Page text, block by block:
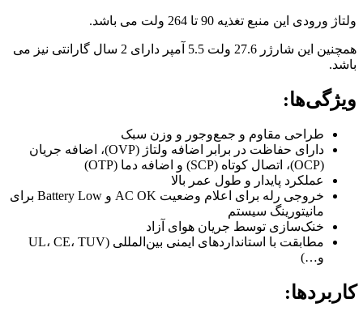
ولتاژ ورودی این منبع تغذیه 90 تا 264 ولت می باشد.
همچنین این شارژر 27.6 ولت 5.5 آمپر دارای 2 سال گارانتی نیز می
باشد.
ویژگی‌ها:
طراحی مقاوم و جمع‌وجور و وزن سبک
دارای حفاظت در برابر اضافه ولتاژ (OVP)، اضافه جریان
(OCP)، اتصال کوتاه (SCP) و اضافه دما (OTP)
عملکرد پایدار و طول عمر بالا
خروجی رله برای اعلام وضعیت AC OK و Battery Low برای
مانیتورینگ سیستم
خنک‌سازی توسط جریان هوای آزاد
مطابقت با استانداردهای ایمنی بین‌المللی (UL، CE، TUV
و…)
کاربردها: